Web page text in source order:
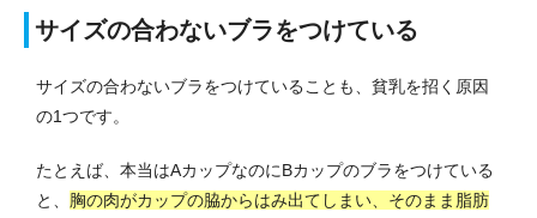
サイズの合わないブラをつけている
サイズの合わないブラをつけていることも、貧乳を招く原因
の1つです。
たとえば、本当はAカップなのにBカップのブラをつけている
と、 胸の肉がカップの脇からはみ出てしまい、そのまま脂肪